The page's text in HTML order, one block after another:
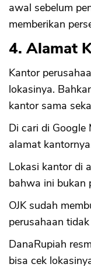
awal sebelum
memberikan
4. Alamat
Kantor
lokasinya.
kantor sama
Di cari di Google
alamat
Lokasi kantor di
bahwa ini bukan
OJK sudah
perusahaan
DanaRupiah
bisa cek